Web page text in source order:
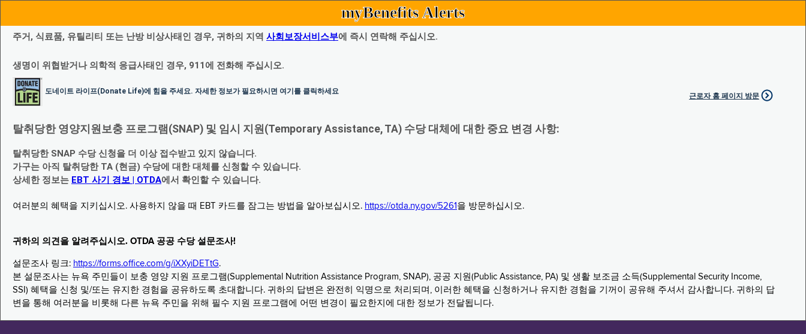
myBenefits Alerts
주거, 식료품, 유틸리티 또는 난방 비상사태인 경우, 귀하의 지역 사회보장서비스부에 즉시 연락해 주십시오.
생명이 위협받거나 의학적 응급사태인 경우, 911에 전화해 주십시오.
도네이트 라이프(Donate Life)에 힘을 주세요. 자세한 정보가 필요하시면 여기를 클릭하세요
근로자 홈 페이지 방문
탈취당한 영양지원보충 프로그램(SNAP) 및 임시 지원(Temporary Assistance, TA) 수당 대체에 대한 중요 변경 사항:
탈취당한 SNAP 수당 신청을 더 이상 접수받고 있지 않습니다.
가구는 아직 탈취당한 TA (현금) 수당에 대한 대체를 신청할 수 있습니다.
상세한 정보는 EBT 사기 경보 | OTDA에서 확인할 수 있습니다.
여러분의 혜택을 지키십시오. 사용하지 않을 때 EBT 카드를 잠그는 방법을 알아보십시오. https://otda.ny.gov/5261 을 방문하십시오.
귀하의 의견을 알려주십시오. OTDA 공공 수당 설문조사!
설문조사 링크: https://forms.office.com/g/iXXyiDETtG.
본 설문조사는 뉴욕 주민들이 보충 영양 지원 프로그램(Supplemental Nutrition Assistance Program, SNAP), 공공 지원(Public Assistance, PA) 및 생활 보조금 소득(Supplemental Security Income,
SSI) 혜택을 신청 및/또는 유지한 경험을 공유하도록 초대합니다. 귀하의 답변은 완전히 익명으로 처리되며, 이러한 혜택을 신청하거나 유지한 경험을 기꺼이 공유해 주셔서 감사합니다. 귀하의 답
변을 통해 여러분을 비롯해 다른 뉴욕 주민을 위해 필수 지원 프로그램에 어떤 변경이 필요한지에 대한 정보가 전달됩니다.